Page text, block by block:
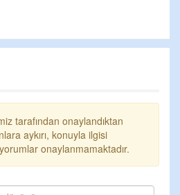
tarafından onaylandıktan
aykırı, konuyla ilgisi
onaylanmamaktadır.